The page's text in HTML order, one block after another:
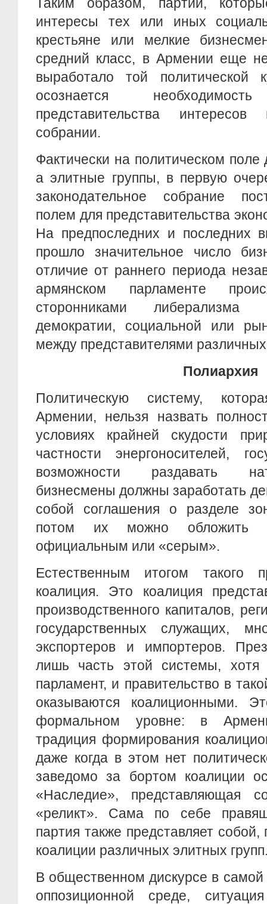
интересы тех или иных
крестьяне или мелкие
средний класс, в Армении еще
выработало той политической
осознается необходимость
представительства
собрании.
Фактически на политическом поле
а элитные группы, в первую
законодательное собрание
полем для представительства
На предпоследних и последних
прошло значительное число
отличие от раннего периода
армянском парламенте
сторонниками либерализма
демократии, социальной или
между представителями
Полиархия
Политическую систему,
Армении, нельзя назвать
условиях крайней скудости
частности энергоносителей,
возможности раздавать
бизнесмены должны заработать
собой соглашения о разделе
потом их можно обложить
официальным или «серым».
Естественным итогом такого
коалиция. Это коалиция
производственного капиталов,
государственных служащих,
экспортеров и импортеров.
лишь часть этой системы,
парламент, и правительство в
оказываются коалиционными.
формальном уровне: в
традиция формирования
даже когда в этом нет
заведомо за бортом коалиции
«Наследие», представляющая
«реликт». Сама по себе
партия также представляет
коалиции различных элитных
В общественном дискурсе в
оппозиционной среде,